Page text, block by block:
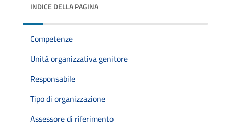
INDICE DELLA PAGINA
Competenze
Unità organizzativa genitore
Responsabile
Tipo di organizzazione
Assessore di riferimento